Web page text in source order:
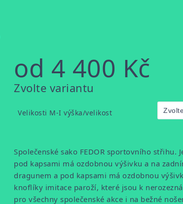
od 4 400 Kč
Měrná
Zvolte variantu
Velikosti M-I výška/velikost
Společenské sako FEDOR sportovního střihu.
pod kapsami má ozdobnou výšivku a na
dragunem a pod kapsami má ozdobnou
knoflíky imitace paroží, které jsou k
pro všechny společenské akce i na bežné